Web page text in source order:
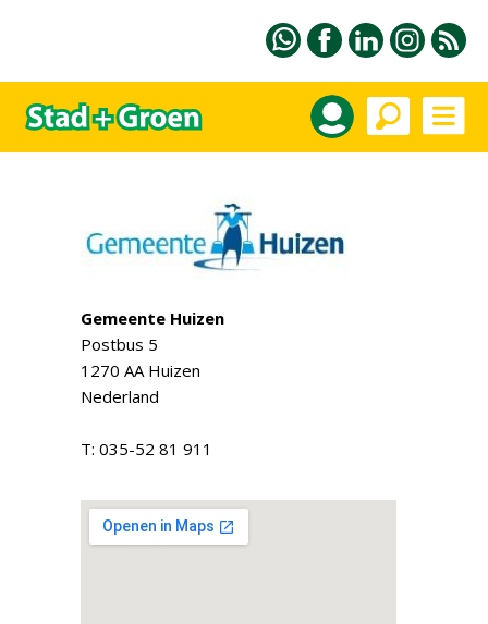
Gemeente Huizen
Postbus 5
1270 AA Huizen
Nederland
T: 035-52 81 911